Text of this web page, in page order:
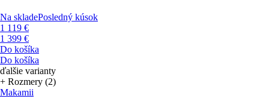
Na skladePosledný kúsok
1 119 €
1 399 €
Do košíka
Do košíka
ďalšie varianty
+ Rozmery (2)
Makamii